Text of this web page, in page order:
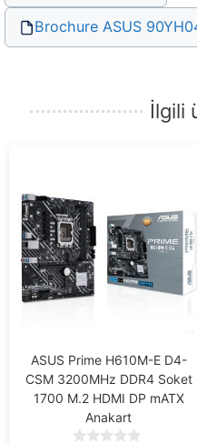
Brochure ASUS
İlgili
ASUS Prime H610M-E D4-
CSM 3200MHz DDR4 Soket
1700 M.2 HDMI DP mATX
Anakart